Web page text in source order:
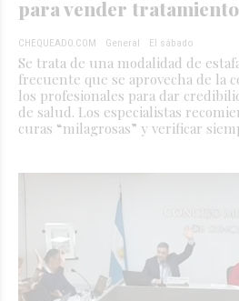
para vender
CHEQUEADO.COM General El sábado
Se trata de una modalidad de
frecuente que se aprovecha de la
los profesionales para dar
de salud. Los especialistas
curas “milagrosas” y verificar